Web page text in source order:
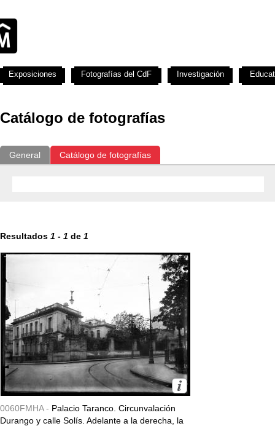
Catálogo de fotografías
General Catálogo de fotografías
Resultados 1 - 1 de 1
0060FMHA - Palacio Taranco. Circunvalación
Durango y calle Solís. Adelante a la derecha, la
Exposiciones Fotografías del CdF Investigación